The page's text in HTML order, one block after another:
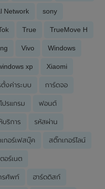
Network sony
True TrueMove H
Vivo Windows
xp Xiaomi
ตั้งค่าระบบ การ์ดจอ
ปรแกรม ฟอนต์
บริการ รหัสผ่าน
กอร์เฟสบุ๊ค สติ๊กเกอร์ไลน์
อร์เนต
รศัพท์ ฮาร์ดดิสก์